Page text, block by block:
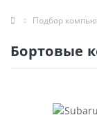
Подбор
Бортовые